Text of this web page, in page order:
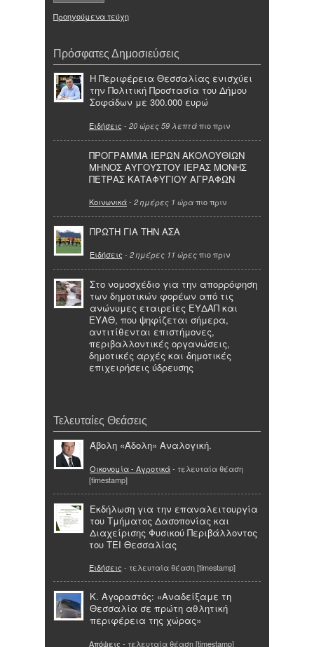
Προηγούμενα τεύχη
Πρόσφατες Δημοσιεύσεις
Η Περιφέρεια Θεσσαλίας ενισχύει
την Πολιτική Προστασία του Δήμου
Σοφάδων με 300.000 ευρώ
Ειδήσεις - 20 ώρες 59 λεπτά πιο πριν
ΠΡΟΓΡΑΜΜΑ ΙΕΡΩΝ ΑΚΟΛΟΥΘΙΩΝ
ΜΗΝΟΣ ΑΥΓΟΥΣΤΟΥ ΙΕΡΑΣ ΜΟΝΗΣ
ΠΕΤΡΑΣ ΚΑΤΑΦΥΓΙΟΥ ΑΓΡΑΦΩΝ
Κοινωνικά- 2 ημέρες 1 ώρα πιο πριν
ΠΡΩΤΗ ΓΙΑ ΤΗΝ ΑΣΑ
Ειδήσεις - 2 ημέρες 11 ώρες πιο πριν
Στο νομοσχέδιο για την απορρόφηση
των δημοτικών φορέων από τις
ανώνυμες εταιρείες ΕΥΔΑΠ και
ΕΥΑΘ, που ψηφίζεται σήμερα,
αντιτίθενται επιστήμονες,
περιβαλλοντικές οργανώσεις,
δημοτικές αρχές και δημοτικές
επιχειρήσεις ύδρευσης
Τελευταίες Θεάσεις
Άβολη «Άδολη» Αναλογική.
Οικονομία - Αγροτικά- τελευταία θέαση
[timestamp]
Εκδήλωση για την επαναλειτουργία
του Τμήματος Δασοπονίας και
Διαχείρισης Φυσικού Περιβάλλοντος
του ΤΕΙ Θεσσαλίας
Ειδήσεις - τελευταία θέαση [timestamp]
Κ. Αγοραστός: «Αναδείξαμε τη
Θεσσαλία σε πρώτη αθλητική
περιφέρεια της χώρας»
Απόψεις - τελευταία θέαση [timestamp]